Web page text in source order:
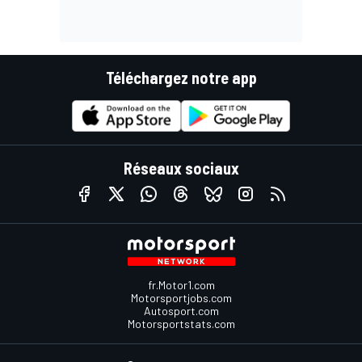
Téléchargez notre app
Réseaux sociaux
fr.Motor1.com
Motorsportjobs.com
Autosport.com
Motorsportstats.com